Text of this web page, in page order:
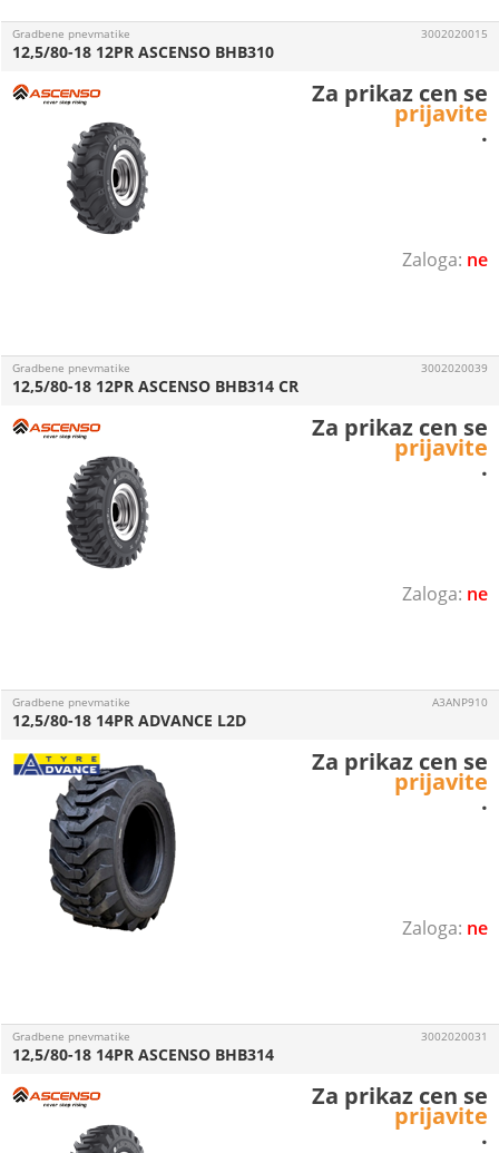
ne
Gradbene pnevmatike
12,5/80-18 12PR ASCENSO BHB310
3002020015
Za prikaz cen se
prijavite
.
ne
Gradbene pnevmatike
12,5/80-18 12PR ASCENSO BHB314 CR
3002020039
Za prikaz cen se
prijavite
.
ne
Gradbene pnevmatike
12,5/80-18 14PR ADVANCE L2D
A3ANP910
Za prikaz cen se
prijavite
.
Gradbene pnevmatike
12,5/80-18 14PR ASCENSO BHB314
3002020031
Za prikaz cen se
prijavite
.